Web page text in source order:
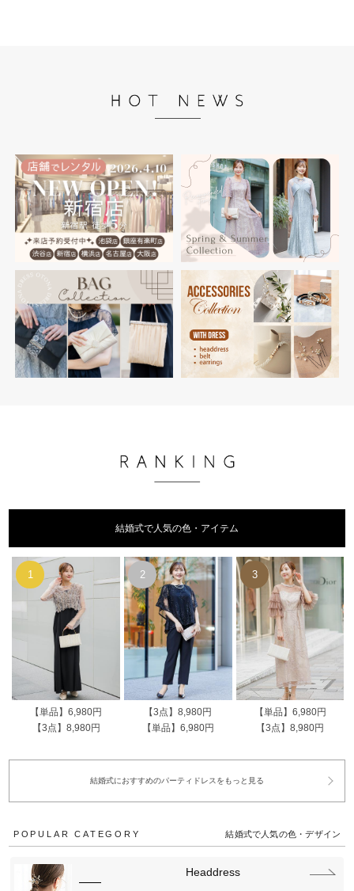
結婚式で人気の色・アイテム
【単品】6,980円
【3点】8,980円
【3点】8,980円
【単品】6,980円
【単品】6,980円
【3点】8,980円
結婚式におすすめのパーティドレスをもっと見る
POPULAR CATEGORY 結婚式で人気の色・デザイン
Headdress